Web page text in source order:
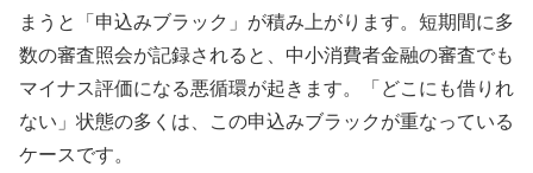
まうと「申込みブラック」が積み上がります。短期間に多
数の審査照会が記録されると、中小消費者金融の審査でも
マイナス評価になる悪循環が起きます。「どこにも借りれ
ない」状態の多くは、この申込みブラックが重なっている
ケースです。